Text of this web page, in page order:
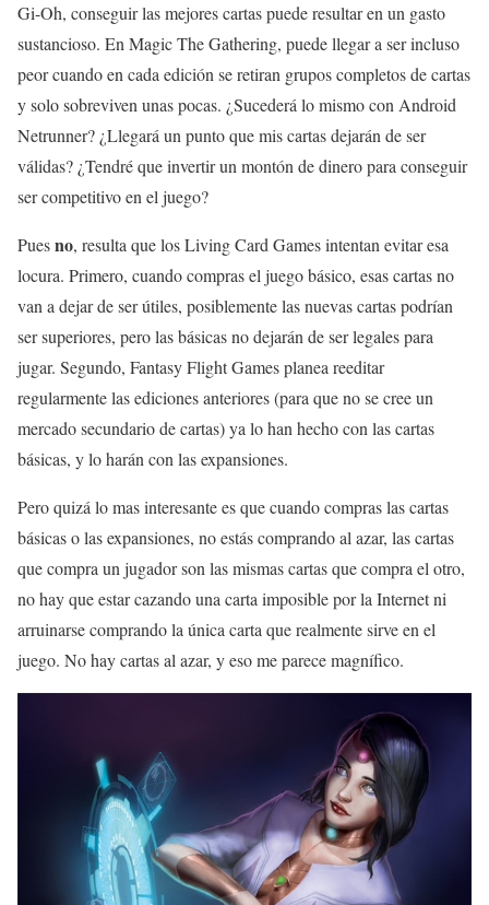
Gi-Oh, conseguir las mejores cartas puede resultar en un gasto
sustancioso. En Magic The Gathering, puede llegar a ser incluso
peor cuando en cada edición se retiran grupos completos de cartas
y solo sobreviven unas pocas. ¿Sucederá lo mismo con Android
Netrunner? ¿Llegará un punto que mis cartas dejarán de ser
válidas? ¿Tendré que invertir un montón de dinero para conseguir
ser competitivo en el juego?
Puesno, resulta que los Living Card Games intentan evitar esa
locura. Primero, cuando compras el juego básico, esas cartas no
van a dejar de ser útiles, posiblemente las nuevas cartas podrían
ser superiores, pero las básicas no dejarán de ser legales para
jugar. Segundo, Fantasy Flight Games planea reeditar
regularmente las ediciones anteriores (para que no se cree un
mercado secundario de cartas) ya lo han hecho con las cartas
básicas, y lo harán con las expansiones.
Pero quizá lo mas interesante es que cuando compras las cartas
básicas o las expansiones, no estás comprando al azar, las cartas
que compra un jugador son las mismas cartas que compra el otro,
no hay que estar cazando una carta imposible por la Internet ni
arruinarse comprando la única carta que realmente sirve en el
juego. No hay cartas al azar, y eso me parece magnífico.